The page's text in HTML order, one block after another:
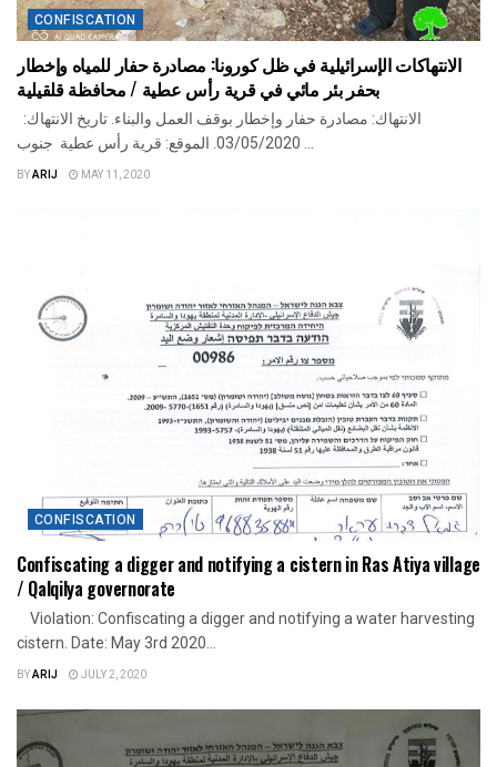
CONFISCATION
الانتهاكات الإسرائيلية في ظل كورونا: مصادرة حفار للمياه وإخطار
بحفر بئر مائي في قرية رأس عطية / محافظة قلقيلية
03/05/2020. الموقع: قرية رأس عطية جنوب ...
BYARIJ MAY 11, 2020
CONFISCATION
Confiscating a digger and notifying a cistern in Ras Atiya village
/ Qalqilya governorate
Violation: Confiscating a digger and notifying a water harvesting
cistern. Date: May 3rd 2020...
BYARIJ JULY 2, 2020